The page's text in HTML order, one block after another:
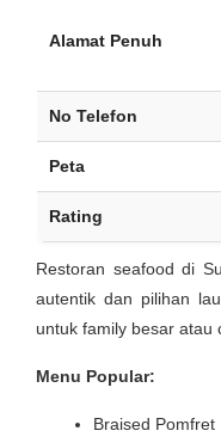
Alamat Penuh
No Telefon
Peta
Rating
Restoran seafood di
autentik dan pilihan
untuk family besar atau
Menu Popular:
Braised Pomfret